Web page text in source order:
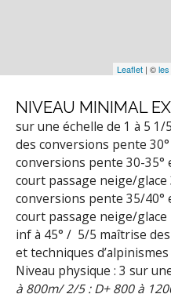
Leaflet | ©
NIVEAU MINIMAL
sur une échelle de 1 à 5 1/
des conversions pente
conversions pente 30-
court passage neige/glace
conversions pente 35/
court passage neige/
inf à 45° / 5/5 maîtrise
et techniques
Niveau physique : 3 sur
à 800m/ 2/5 : D+ 800 à